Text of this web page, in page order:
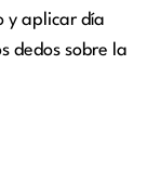
y aplicar día
dedos sobre la